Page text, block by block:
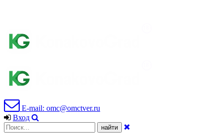
E-mail: omc@omctver.ru
Вход